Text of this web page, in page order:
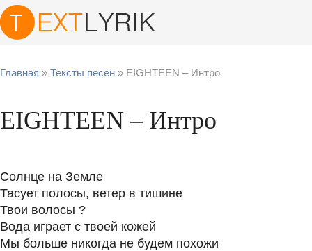
Главная » Тексты песен » EIGHTEEN – Интро
EIGHTEEN – Интро
Солнце на Земле
Тасует полосы, ветер в тишине
Твои волосы ?
Вода играет с твоей кожей
Мы больше никогда не будем похожи